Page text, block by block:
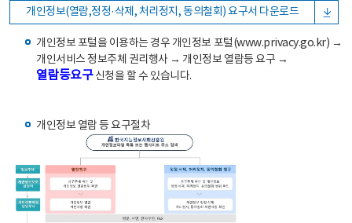
개인정보(열람,정정·삭제, 처리정지, 동의철회) 요구서 다운로드
개인정보 포털을 이용하는 경우 개인정보 포털(www.privacy.go.kr) →
개인서비스 정보주체 권리행사 → 개인정보 열람등 요구 →
열람등요구신청을 할 수 있습니다.
개인정보 열람 등 요구절차